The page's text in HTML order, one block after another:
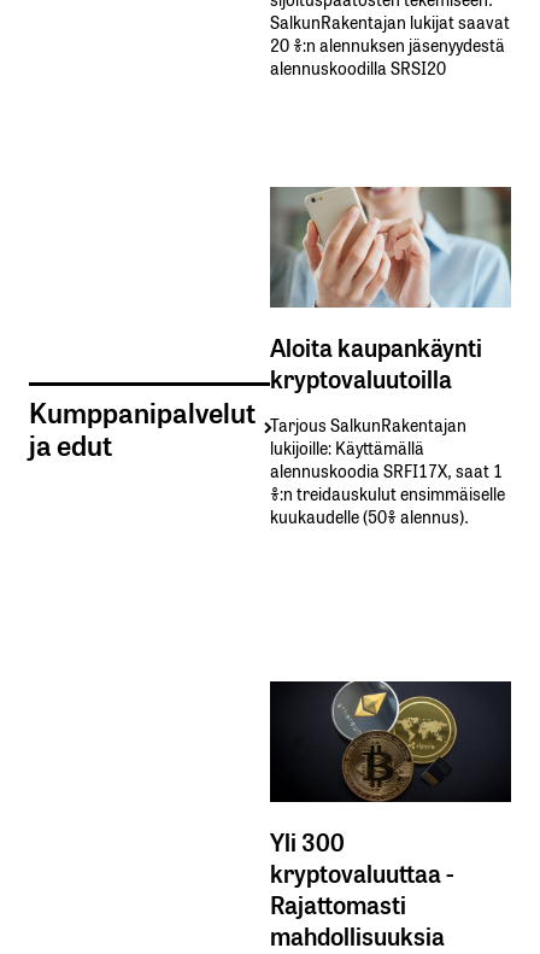
Kumppanipalvelut
ja edut
SalkunRakentajan lukijat saavat
20 %:n alennuksen jäsenyydestä
alennuskoodilla SRSI20
Aloita kaupankäynti
kryptovaluutoilla
Tarjous SalkunRakentajan
lukijoille: Käyttämällä​ ​
alennuskoodia​ ​SRFI17X,​ ​saat​ ​1
%:n treidauskulut​ ​ensimmäiselle​ ​
kuukaudelle​ ​(50%​ ​alennus).
Yli 300
kryptovaluuttaa -
Rajattomasti
mahdollisuuksia